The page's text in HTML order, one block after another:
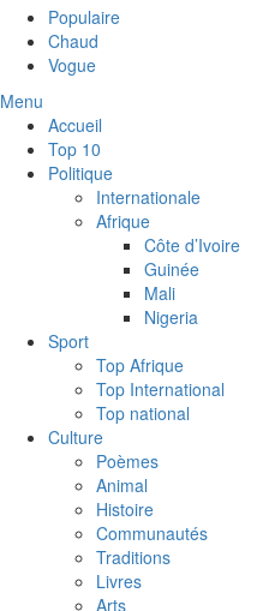
Populaire
Chaud
Vogue
Menu
Accueil
Top 10
Politique
Internationale
Afrique
Côte d’Ivoire
Guinée
Mali
Nigeria
Sport
Top Afrique
Top International
Top national
Culture
Poèmes
Animal
Histoire
Communautés
Traditions
Livres
Arts